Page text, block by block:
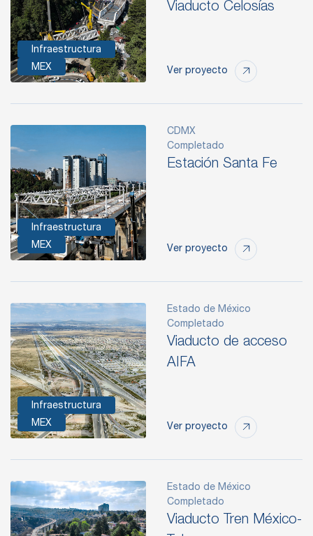
Infraestructura
MEX
Viaducto Celosías
Ver proyecto
Infraestructura
MEX
CDMX
Completado
Estación Santa Fe
Ver proyecto
Infraestructura
MEX
Estado de México
Completado
Viaducto de acceso
AIFA
Ver proyecto
Estado de México
Completado
Viaducto Tren México-